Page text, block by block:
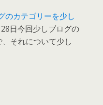
のカテゴリーを少し
日今回少しブログの
それについて少し